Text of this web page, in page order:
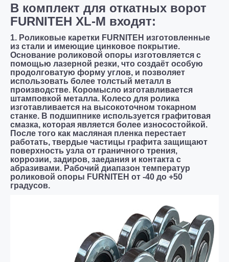
В комплект для откатных ворот
FURNITEH XL-M входят:
1. Роликовые каретки FURNITEH изготовленные
из стали и имеющие цинковое покрытие.
Основание роликовой опоры изготовляется с
помощью лазерной резки, что создаёт особую
продолговатую форму углов, и позволяет
использовать более толстый металл в
производстве. Коромысло изготавливается
штамповкой металла. Колесо для ролика
изготавливается на высокоточном токарном
станке. В подшипнике используется графитовая
смазка, которая является более износостойкой.
После того как масляная пленка перестает
работать, твердые частицы графита защищают
поверхность узла от граничного трения,
коррозии, задиров, заедания и контакта с
абразивами. Рабочий диапазон температур
роликовой опоры FURNITEH от -40 до +50
градусов.